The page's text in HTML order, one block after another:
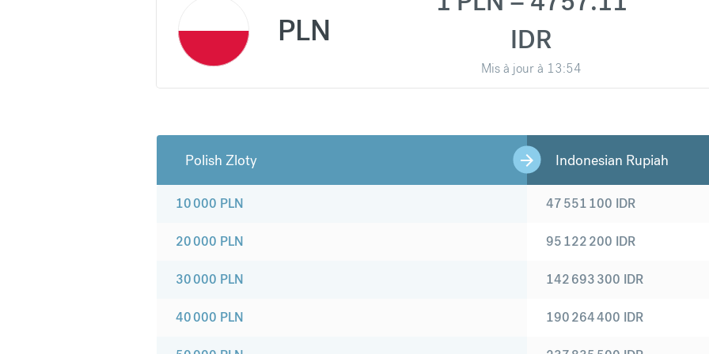
PLN
IDR
Mis à jour à 13:54
Polish Zloty Indonesian Rupiah
10 000 PLN
20 000 PLN
30 000 PLN
40 000 PLN
47 551 100 IDR
95 122 200 IDR
142 693 300 IDR
190 264 400 IDR